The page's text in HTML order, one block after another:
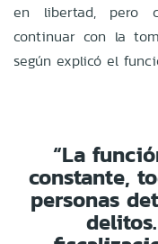
en libertad, pero
continuar con la
según explicó el
“La
constante,
personas